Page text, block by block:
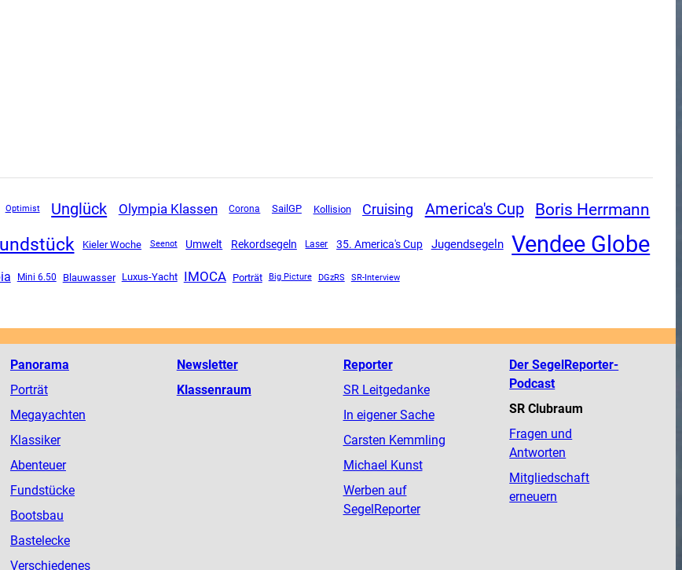
Optimist Unglück Olympia Klassen Corona SailGP Kollision Cruising America's Cup Boris Herrmann
Kieler Woche Seenot Umwelt Rekordsegeln Laser 35. America's Cup Jugendsegeln Vendee Globe
Mini 6.50 Blauwasser Luxus-Yacht IMOCA Porträt Big Picture DGzRS SR-Interview
Panorama
Porträt
Megayachten
Klassiker
Abenteuer
Fundstücke
Bootsbau
Bastelecke
Verschiedenes
Newsletter
Klassenraum
Reporter
SR Leitgedanke
In eigener Sache
Carsten Kemmling
Michael Kunst
Werben auf
SegelReporter
Der SegelReporter-
Podcast
SR Clubraum
Fragen und
Antworten
Mitgliedschaft
erneuern